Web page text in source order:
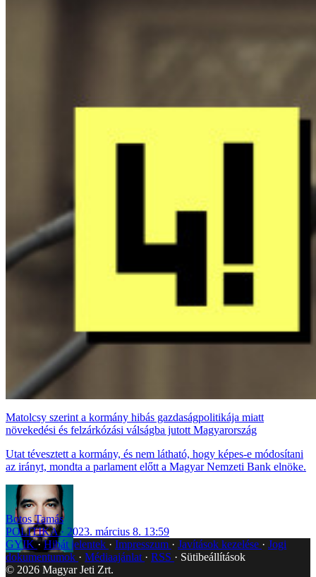
Matolcsy szerint a kormány hibás gazdaságpolitikája miatt
növekedési és felzárkózási válságba jutott Magyarország
Utat tévesztett a kormány, és nem látható, hogy képes-e módosítani
az irányt, mondta a parlament előtt a Magyar Nemzeti Bank elnöke.
Botos Tamás
POLITIKA
2023. március 8. 13:59
GYIK Hibát jelentek Impresszum Javítások kezelése
Jogi
dokumentumok
Médiaajánlat RSS
Sütibeállítások
© 2026 Magyar Jeti Zrt.